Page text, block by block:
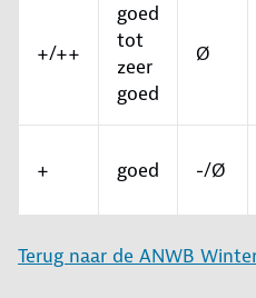
+/++
goed
tot
zeer
goed
Ø
+ goed -/Ø
Terug naar de ANWB